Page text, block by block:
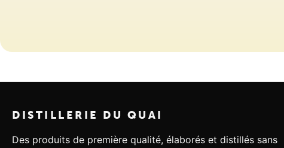
DISTILLERIE DU QUAI
Des produits de première qualité, élaborés et distillés sans